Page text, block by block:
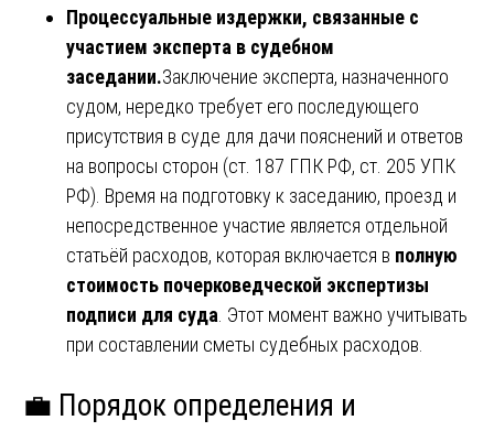
Процессуальные издержки, связанные с
участием эксперта в судебном
заседании.Заключение эксперта, назначенного
судом, нередко требует его последующего
присутствия в суде для дачи пояснений и ответов
на вопросы сторон (ст. 187 ГПК РФ, ст. 205 УПК
РФ). Время на подготовку к заседанию, проезд и
непосредственное участие является отдельной
статьёй расходов, которая включается в полную
стоимость почерковедческой экспертизы
подписи для суда . Этот момент важно учитывать
при составлении сметы судебных расходов.
💼 Порядок определения и